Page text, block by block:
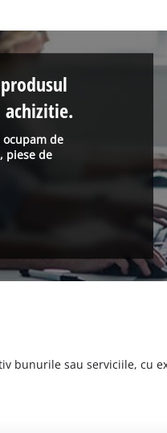
de
piese de
bunurile sau serviciile, cu